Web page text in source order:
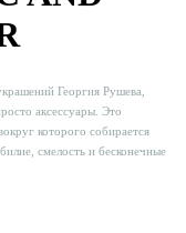
Георгия Рушева,
аксессуары. Это
которого собирается
смелость и бесконечные